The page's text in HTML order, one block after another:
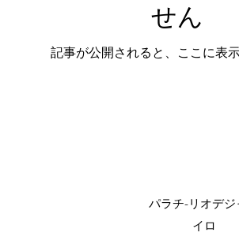
せん
記事が公開されると、ここに表示
パラチ-リオデジ
イロ